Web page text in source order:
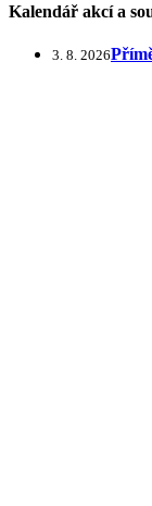
Kalendář akcí a
3. 8. 2026